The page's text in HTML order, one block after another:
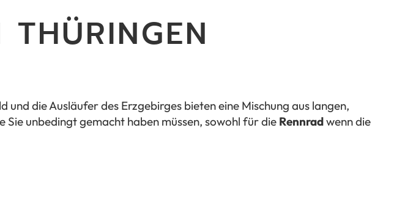
die Ausläufer des Erzgebirges bieten eine Mischung aus langen,
unbedingt gemacht haben müssen, sowohl für die Rennradwenn die